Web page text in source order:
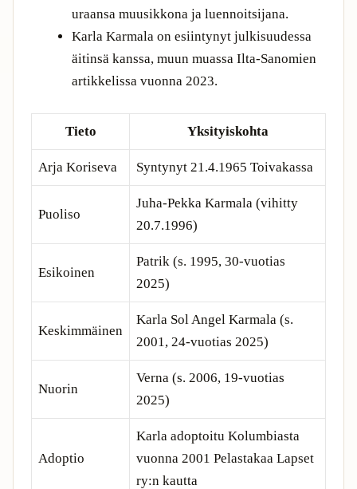
uraansa muusikkona ja luennoitsijana.
Karla Karmala on esiintynyt julkisuudessa
äitinsä kanssa, muun muassa Ilta-Sanomien
artikkelissa vuonna 2023.
Tieto Yksityiskohta
Arja Koriseva Syntynyt 21.4.1965 Toivakassa
Puoliso
Juha-Pekka Karmala (vihitty
20.7.1996)
Esikoinen
Patrik (s. 1995, 30-vuotias
2025)
Keskimmäinen
Karla Sol Angel Karmala (s.
2001, 24-vuotias 2025)
Nuorin
Verna (s. 2006, 19-vuotias
2025)
Adoptio
Karla adoptoitu Kolumbiasta
vuonna 2001 Pelastakaa Lapset
ry:n kautta